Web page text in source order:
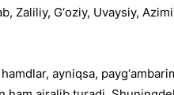
Zaliliy, G‘oziy, Uvaysiy,
ayniqsa,